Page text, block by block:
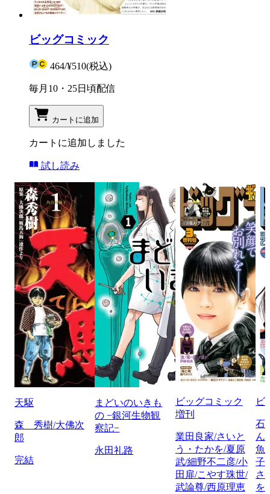
ビッグコミック
464/¥510(税込)
毎月10・25日頃配信
カートに追加
カートに追加しました
試し読み
天駆
森 秀樹/大佛次
郎
完結
まどいのいきも
の −銀河生物観
察記−
永田礼路
ビッグコミック
増刊
業田良家/さいと
う・たかを/夏原
武/細野不二彦/小
田扉/こやす珠世/
武論尊/西原理恵
ビ
石
ん
魚
子
さ
を